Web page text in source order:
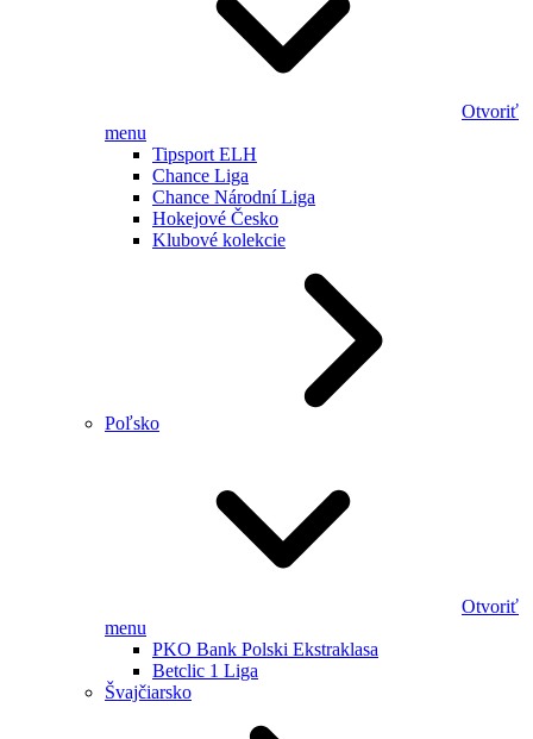
Otvoriť
menu
Tipsport ELH
Chance Liga
Chance Národní Liga
Hokejové Česko
Klubové kolekcie
Poľsko
Otvoriť
menu
PKO Bank Polski Ekstraklasa
Betclic 1 Liga
Švajčiarsko